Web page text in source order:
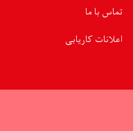
تماس با ما
اعلانات کاریابی